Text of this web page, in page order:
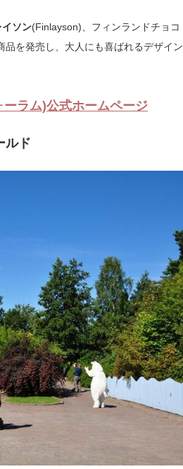
イソン(Finlayson)、フィンランドチョコ
を発売し、大人にも喜ばれるデザイン
ラム)公式ホームページ
ルド